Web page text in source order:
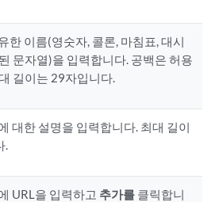
한 이름(영숫자, 콜론, 마침표, 대시
문자열)을 입력합니다. 공백은 허용
길이는 29자입니다.
대한 설명을 입력합니다. 최대 길이
.
URL을 입력하고 추가를 클릭합니